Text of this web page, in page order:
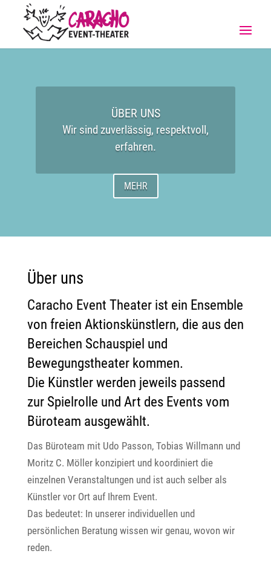
ÜBER UNS
Wir sind zuverlässig, respektvoll,
erfahren.
MEHR
Über uns
Caracho Event Theater ist ein Ensemble
von freien Aktionskünstlern, die aus den
Bereichen Schauspiel und
Bewegungstheater kommen.
Die Künstler werden jeweils passend
zur Spielrolle und Art des Events vom
Büroteam ausgewählt.
Das Büroteam mit Udo Passon, Tobias Willmann und
Moritz C. Möller konzipiert und koordiniert die
einzelnen Veranstaltungen und ist auch selber als
Künstler vor Ort auf Ihrem Event.
Das bedeutet: In unserer individuellen und
persönlichen Beratung wissen wir genau, wovon wir
reden.